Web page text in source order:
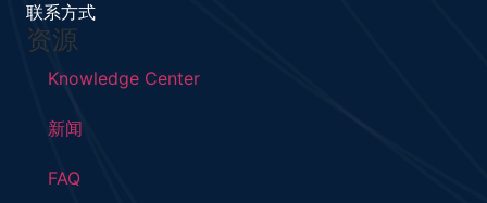
联系方式
资源
Knowledge Center
新闻
FAQ